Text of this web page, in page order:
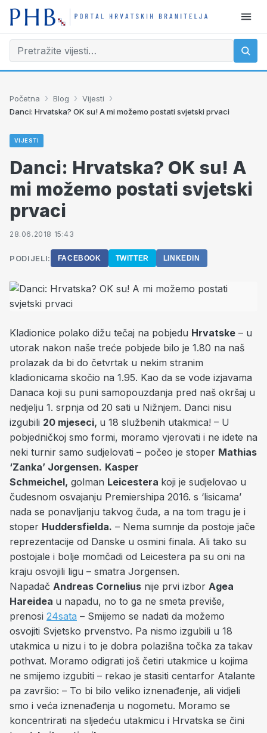
Početna › Blog › Vijesti ›
Danci: Hrvatska? OK su! A mi možemo postati svjetski prvaci
VIJESTI
Danci: Hrvatska? OK su! A
mi možemo postati svjetski
prvaci
28.06.2018 15:43
PODIJELI: FACEBOOK TWITTER LINKEDIN
Kladionice polako dižu tečaj na pobjedu Hrvatske – u
utorak nakon naše treće pobjede bilo je 1.80 na naš
prolazak da bi do četvrtak u nekim stranim
kladionicama skočio na 1.95. Kao da se vode izjavama
Danaca koji su puni samopouzdanja pred naš okršaj u
nedjelju 1. srpnja od 20 sati u Nižnjem. Danci nisu
izgubili 20 mjeseci, u 18 službenih utakmica! – U
pobjedničkoj smo formi, moramo vjerovati i ne idete na
neki turnir samo sudjelovati – počeo je stoper Mathias
‘Zanka’ Jorgensen. Kasper
Schmeichel, golman Leicestera koji je sudjelovao u
čudesnom osvajanju Premiershipa 2016. s ‘lisicama’
nada se ponavljanju takvog čuda, a na tom tragu je i
stoper Huddersfielda. – Nema sumnje da postoje jače
reprezentacije od Danske u osmini finala. Ali tako su
postojale i bolje momčadi od Leicestera pa su oni na
kraju osvojili ligu – smatra Jorgensen.
Napadač Andreas Cornelius nije prvi izbor Agea
Hareidea u napadu, no to ga ne smeta previše,
prenosi 24sata – Smijemo se nadati da možemo
osvojiti Svjetsko prvenstvo. Pa nismo izgubili u 18
utakmica u nizu i to je dobra polazišna točka za takav
pothvat. Moramo odigrati još četiri utakmice u kojima
ne smijemo izgubiti – rekao je stasiti centarfor Atalante
pa završio: – To bi bilo veliko iznenađenje, ali vidjeli
smo i veća iznenađenja u nogometu. Moramo se
koncentrirati na sljedeću utakmicu i Hrvatska se čini